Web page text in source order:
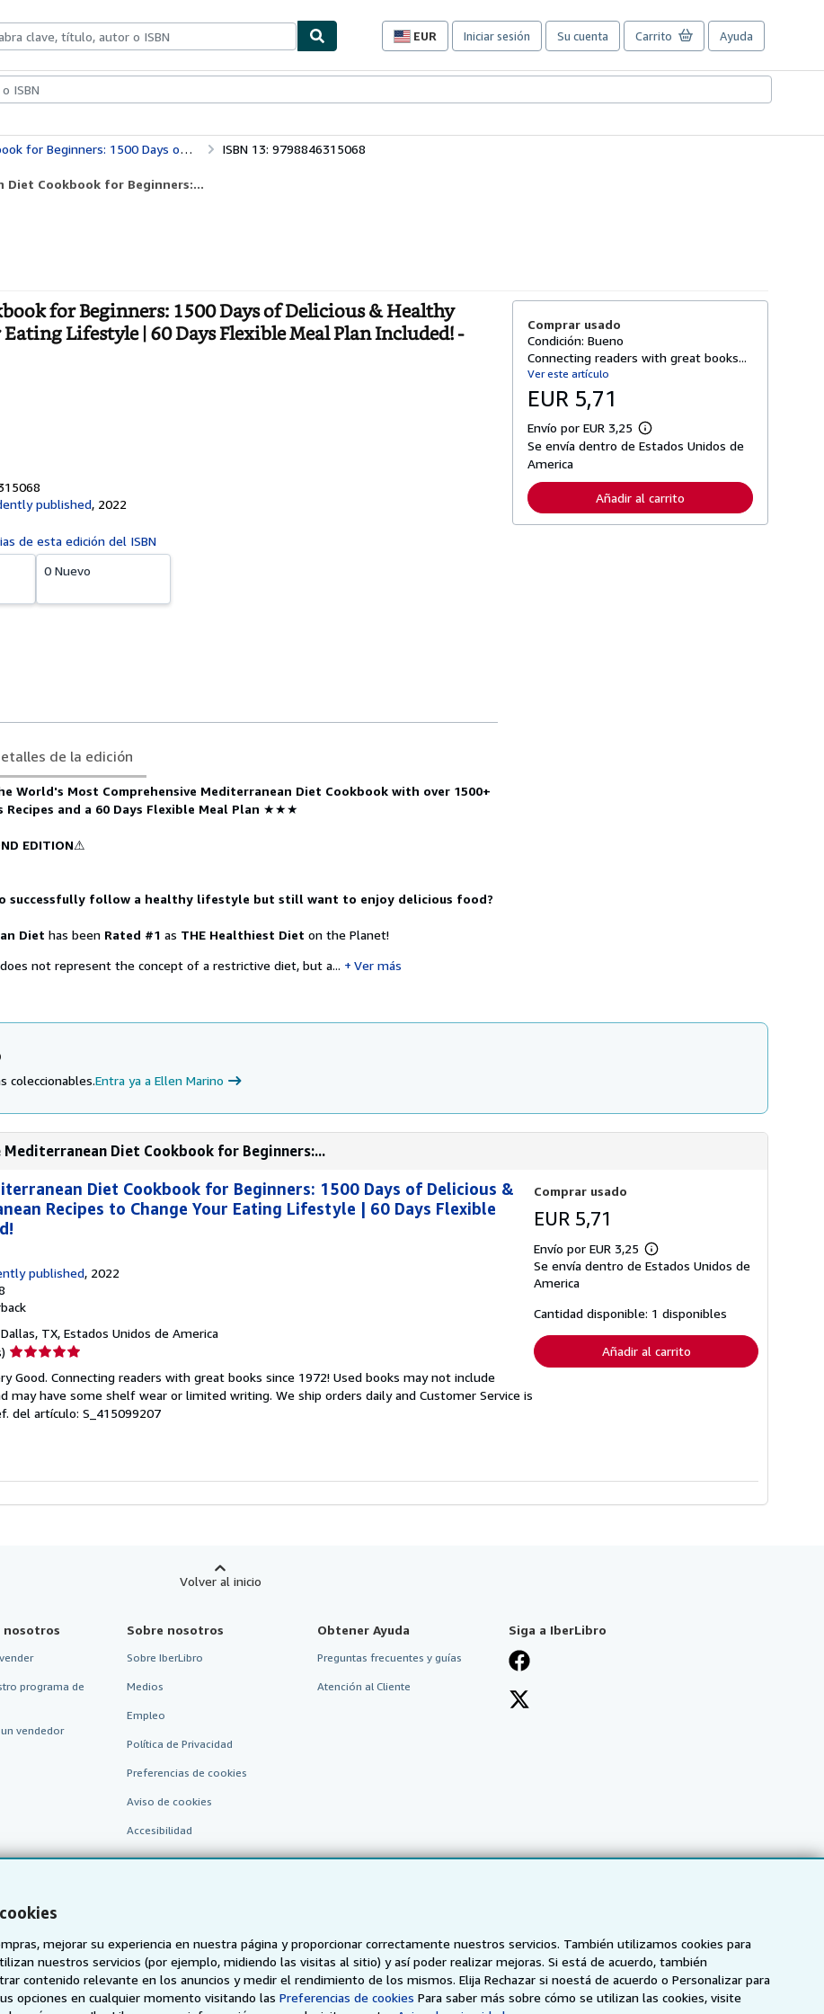
mejorar su experiencia en nuestra página y proporcionar correctamente nuestros servicios. También utilizamos cookies para
nuestros servicios (por ejemplo, midiendo las visitas al sitio) y así poder realizar mejoras. Si está de acuerdo, también
contenido relevante en los anuncios y medir el rendimiento de los mismos. Elija Rechazar si noestá de acuerdo o Personalizar para
opciones en cualquier momento visitando las Preferencias de cookies Para saber más sobre cómo se utilizan las cookies, visite
EUR
Preferencias
compra
sitio.
Iniciar sesión Su cuenta Carrito Ayuda
Recipes to Change Your Eating Lifestyle | 60 Days Flexible Meal Plan Included! ISBN 13: 9798846315068
Cookbook for Beginners:...
for Beginners: 1500 Days of Delicious & Healthy
Lifestyle | 60 Days Flexible Meal Plan Included! -
published, 2022
de esta edición del ISBN
0 Nuevo
de la edición
World's Most Comprehensive Mediterranean Diet Cookbook with over 1500+
Recipes and a 60 Days Flexible Meal Plan ★★★
EDITION⚠
successfully follow a healthy lifestyle but still want to enjoy delicious food?
Diet has been Rated #1 as THE Healthiest Diet on the Planet!
not represent the concept of a restrictive diet, but a...
Ver más
Comprar usado
Condición: Bueno
Connecting readers with great books...
Ver este artículo
EUR 5,71
Envío por EUR 3,25
M
á
f
o
r
Se envía dentro de Estados Unidos de
America
Añadir al carrito
coleccionables.Entra ya a Ellen Marino
Diet Cookbook for Beginners:...
Diet Cookbook for Beginners: 1500 Days of Delicious &
Recipes to Change Your Eating Lifestyle | 60 Days Flexible
published, 2022
Dallas, TX, Estados Unidos de America
Calificación
vendedor:
5
de
Good. Connecting readers with great books since 1972! Used books may not include
may have some shelf wear or limited writing. We ship orders daily and Customer Service is
del artículo: S_415099207
Comprar usado
EUR 5,71
Envío por EUR 3,25
Más
información
tarifas
de
envío
Se envía dentro de Estados Unidos de
America
Cantidad disponible: 1 disponibles
Añadir al carrito
Volver al inicio
nosotros
programa de
vendedor
Sobre nosotros
Sobre IberLibro
Medios
Empleo
Política de Privacidad
Preferencias de cookies
Aviso de cookies
Accesibilidad
Obtener Ayuda
Preguntas frecuentes y guías
Atención al Cliente
Siga a IberLibro
AbeBooks.de AbeBooks.fr AbeBooks.it AbeBooks Aus/NZ AbeBooks.ca ZVAB.com